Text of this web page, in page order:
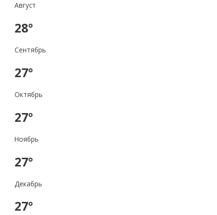
Август
28°
Сентябрь
27°
Октябрь
27°
Ноябрь
27°
Декабрь
27°